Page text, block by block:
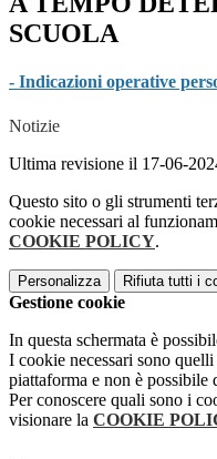
SCUOLA
- Indicazioni operative
Notizie
Ultima revisione il 17-06-
Questo sito o gli strumenti
cookie necessari al
COOKIE POLICY.
Personalizza Rifiuta tutti i
Gestione cookie
In questa schermata è
I cookie necessari sono
piattaforma e non è possibile
Per conoscere quali sono i
visionare la COOKIE